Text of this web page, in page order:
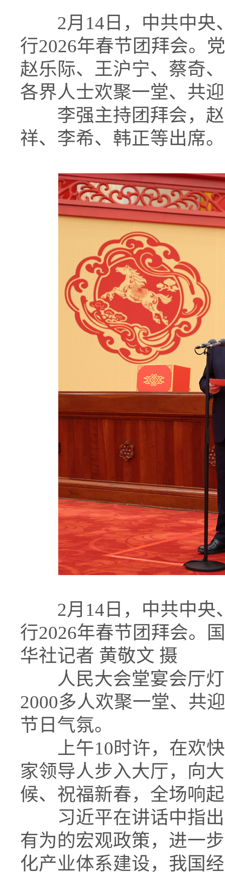
2月14日，中共中央
行2026年春节团拜会。
赵乐际、王沪宁、蔡奇
各界人士欢聚一堂、共
李强主持团拜会，赵
祥、李希、韩正等出席。
2月14日，中共中央
行2026年春节团拜会。
华社记者 黄敬文 摄
人民大会堂宴会厅灯
2000多人欢聚一堂、共
节日气氛。
上午10时许，在欢快
家领导人步入大厅，向
候、祝福新春，全场响
习近平在讲话中指出
有为的宏观政策，进一
化产业体系建设，我国